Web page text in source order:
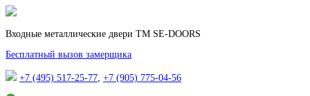
Входные металлические двери TM SE-DOORS
Бесплатный вызов замерщика
+7 (495) 517-25-77, +7 (905) 775-04-56